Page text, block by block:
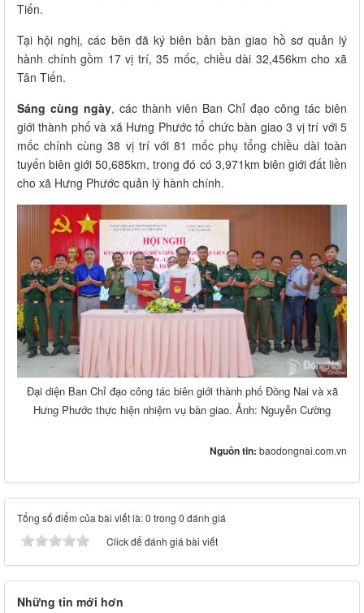
Tiến.
Tại hội nghị, các bên đã ký biên bản bàn giao hồ sơ quản lý
hành chính gồm 17 vị trí, 35 mốc, chiều dài 32,456km cho xã
Tân Tiến.
Sáng cùng ngày, các thành viên Ban Chỉ đạo công tác biên
giới thành phố và xã Hưng Phước tổ chức bàn giao 3 vị trí với 5
mốc chính cùng 38 vị trí với 81 mốc phụ tổng chiều dài toàn
tuyến biên giới 50,685km, trong đó có 3,971km biên giới đất liền
cho xã Hưng Phước quản lý hành chính.
Đại diện Ban Chỉ đạo công tác biên giới thành phố Đồng Nai và xã
Hưng Phước thực hiện nhiệm vụ bàn giao. Ảnh: Nguyễn Cường
Nguồn tin: baodongnai.com.vn
Tổng số điểm của bài viết là: 0 trong 0 đánh giá
Click để đánh giá bài viết
Những tin mới hơn